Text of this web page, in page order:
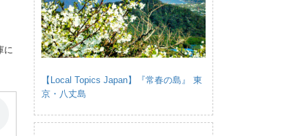
に
【Local Topics Japan】『常春の島』 東
京・八丈島